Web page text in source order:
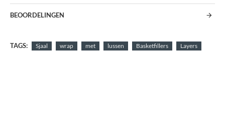
BEOORDELINGEN
TAGS: Sjaal wrap met lussen Basketfillers Layers